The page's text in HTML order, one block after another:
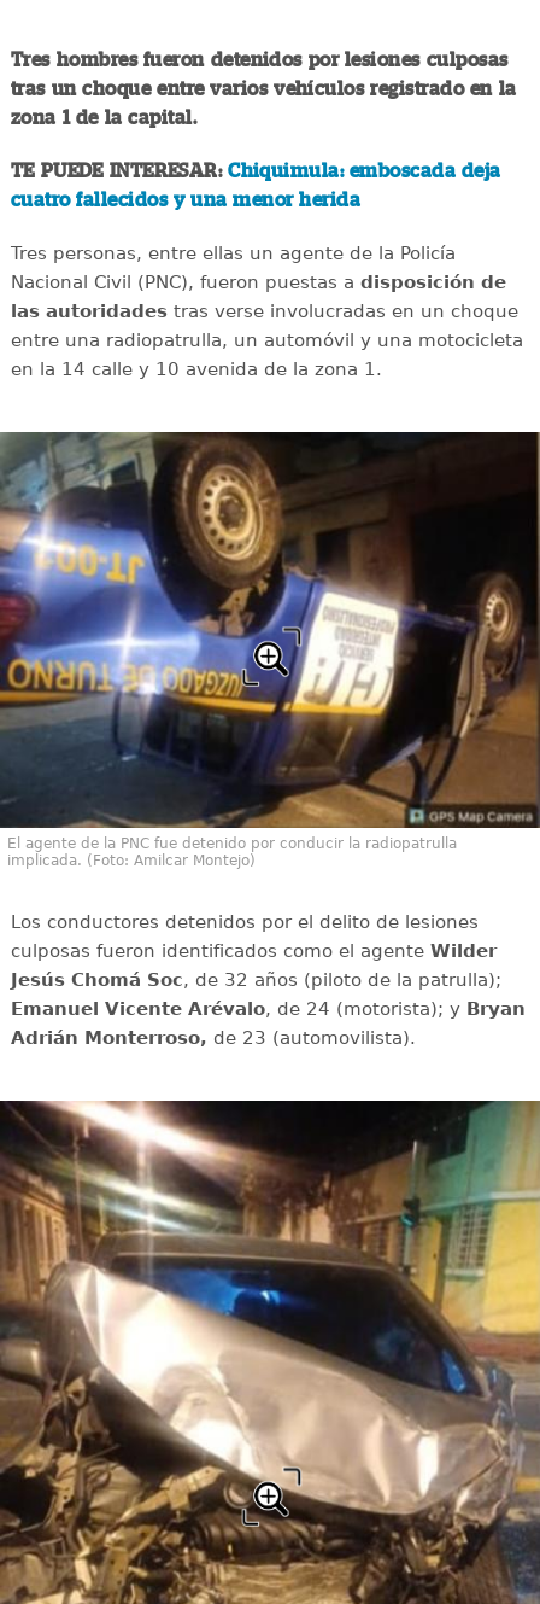
Tres hombres fueron detenidos por lesiones culposas
tras un choque entre varios vehículos registrado en la
zona 1 de la capital.
TE PUEDE INTERESAR:Chiquimula: emboscada deja
cuatro fallecidos y una menor herida
Tres personas, entre ellas un agente de la Policía
Nacional Civil (PNC), fueron puestas a disposición de
las autoridadestras verse involucradas en un choque
entre una radiopatrulla, un automóvil y una motocicleta
en la 14 calle y 10 avenida de la zona 1.
El agente de la PNC fue detenido por conducir la radiopatrulla
implicada. (Foto: Amilcar Montejo)
Los conductores detenidos por el delito de lesiones
culposas fueron identificados como el agente Wilder
Jesús Chomá Soc, de 32 años (piloto de la patrulla);
Emanuel Vicente Arévalo, de 24 (motorista); y Bryan
Adrián Monterroso, de 23 (automovilista).